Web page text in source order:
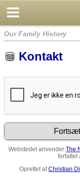
Our Family History
Kontakt
Webstedet anvender The
forfattet
Oprettet afChristian